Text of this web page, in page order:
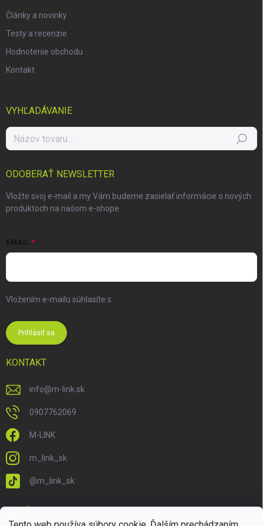
Články a novinky
Testy a recenzie
Hodnotenie obchodu
Kontakt
VYHĽADÁVANIE
Hľadať
ODOBERAŤ NEWSLETTER
Vložte svoj e-mail a my Vám budeme zasielať informácie o nových
produktoch na našom e-shope.
EMAIL
Vložením e-mailu súhlasíte s
Prihlásiť sa
KONTAKT
info@m-link.sk
0907762069
M-LINK
m_link_sk
@m_link_sk